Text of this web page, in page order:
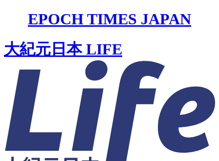
EPOCH TIMES JAPAN
大紀元日本 LIFE